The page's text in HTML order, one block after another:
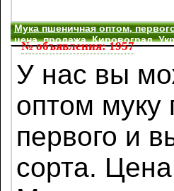
№ объявления: 1957
Мука пшеничная оптом,
цена, продажа, Кировоград,
У нас вы
оптом
первого и
сорта.